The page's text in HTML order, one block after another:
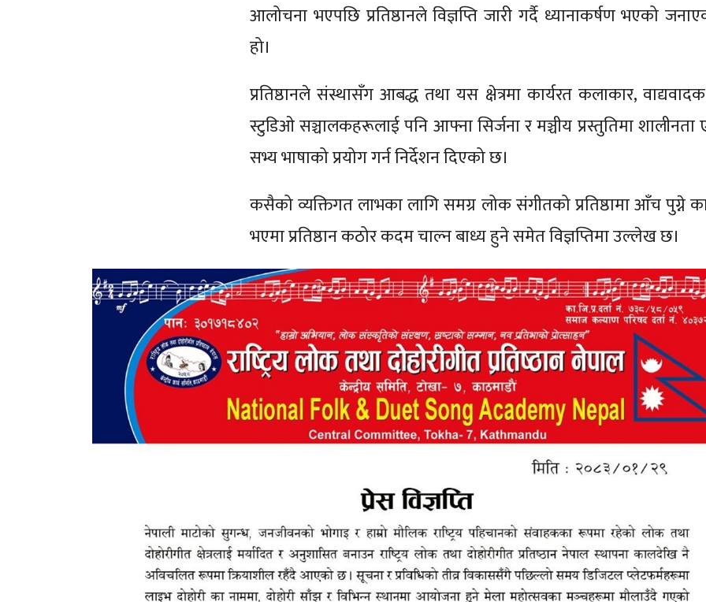
आलोचना भएपछि प्रतिष्ठानले विज्ञप्ति जारी गर्दै ध्यानाकर्षण भएको
हो।
प्रतिष्ठानले संस्थासँग आबद्ध तथा यस क्षेत्रमा कार्यरत कलाकार,
स्टुडिओ सञ्चालकहरूलाई पनि आफ्ना सिर्जना र मञ्चीय प्रस्तुतिमा शालीनता
सभ्य भाषाको प्रयोग गर्न निर्देशन दिएको छ।
कसैको व्यक्तिगत लाभका लागि समग्र लोक संगीतको प्रतिष्ठामा आँच पुग्ने
भएमा प्रतिष्ठान कठोर कदम चाल्न बाध्य हुने समेत विज्ञप्तिमा उल्लेख छ।